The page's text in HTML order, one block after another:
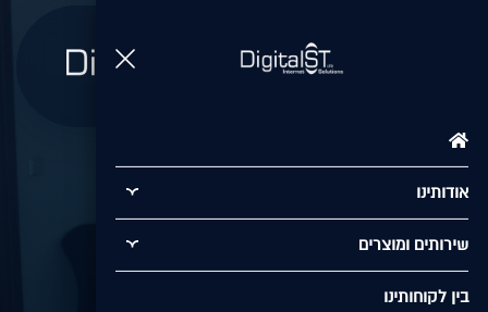
אודותינו
שירותים ומוצרים
בין לקוחותינו
Daniel Jewelry
Daniel Jewelry